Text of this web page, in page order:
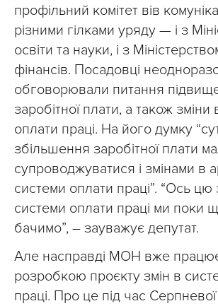
профільний комітет вів
різними гілками уряду — і з
освіти та науки, і з
фінансів. Посадовці
обговорювали питання
заробітної плати, а також зміни
оплати праці. На його думку
збільшення заробітної плати
супроводжуватися і змінами в
системи оплати праці”. “Ось цю
системи оплати праці ми поки
бачимо”, – зауважує депутат.
Але насправді МОН вже
розробкою проєкту змін в
праці. Про це під час Серпневої